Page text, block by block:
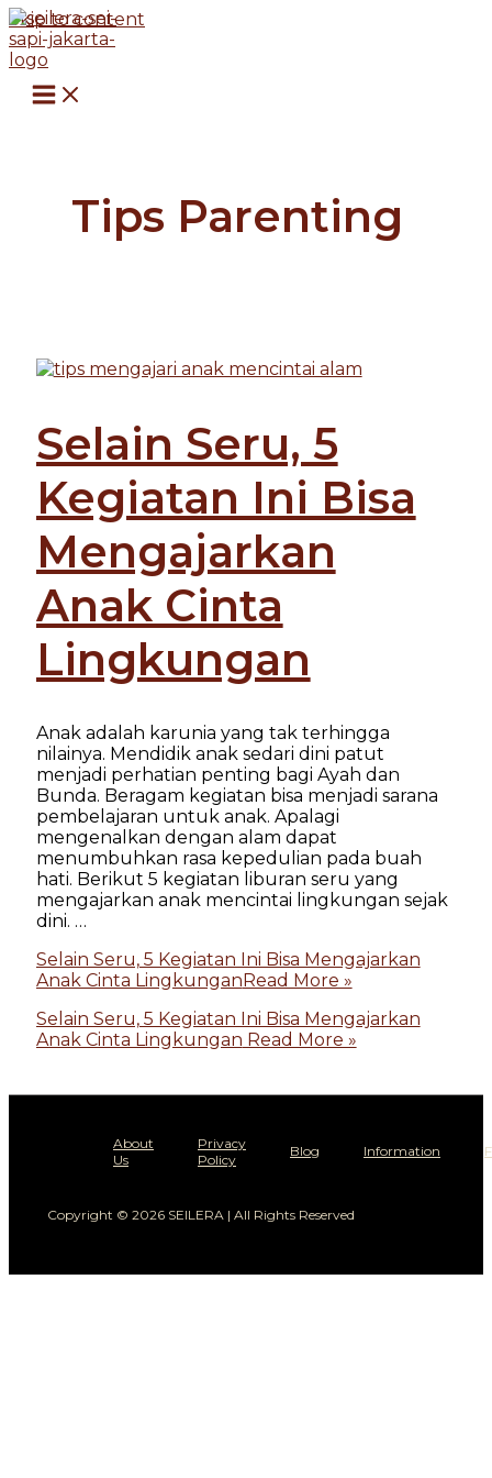
Skip to content
Tips Parenting
Selain Seru, 5
Kegiatan Ini Bisa
Mengajarkan
Anak Cinta
Lingkungan
Anak adalah karunia yang tak terhingga
nilainya. Mendidik anak sedari dini patut
menjadi perhatian penting bagi Ayah dan
Bunda. Beragam kegiatan bisa menjadi sarana
pembelajaran untuk anak. Apalagi
mengenalkan dengan alam dapat
menumbuhkan rasa kepedulian pada buah
hati. Berikut 5 kegiatan liburan seru yang
mengajarkan anak mencintai lingkungan sejak
dini. …
Selain Seru, 5 Kegiatan Ini Bisa Mengajarkan
Anak Cinta LingkunganRead More »
Selain Seru, 5 Kegiatan Ini Bisa Mengajarkan
Anak Cinta Lingkungan Read More »
About
Us
Privacy
Policy
Blog Information
Copyright © 2026 SEILERA | All Rights Reserved